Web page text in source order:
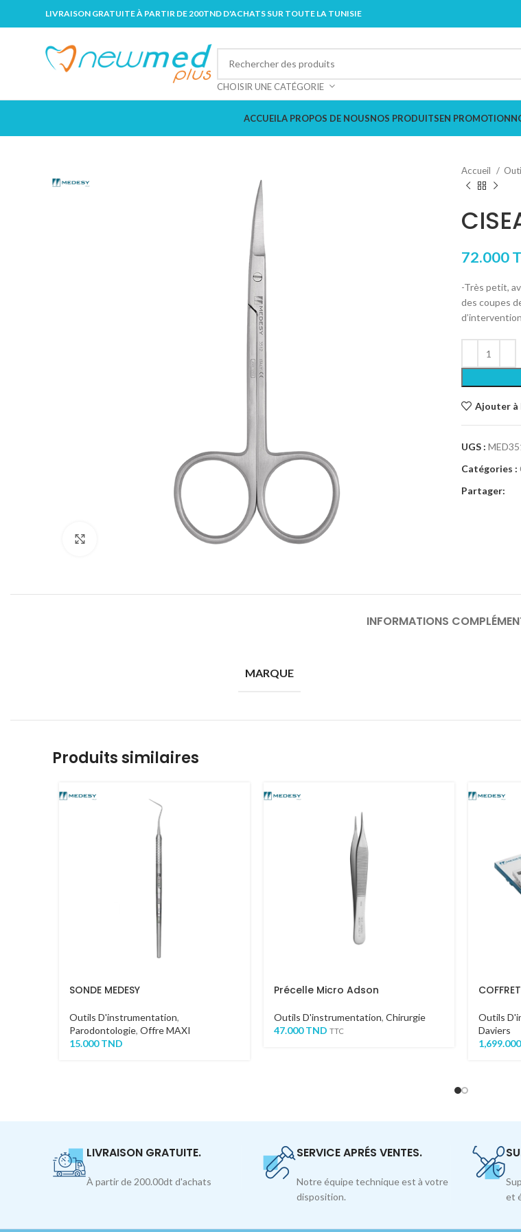
LIVRAISON GRATUITE À PARTIR DE 200TND D'ACHATS SUR TOUTE LA TUNISIE
CHOISIR UNE CATÉGORIE
ACCUEILA PROPOS DE NOUSNOS PRODUITSEN PROMOTION
Accueil
72.000
-Très petit,
des coupes
Ajouter à
UGS :
Catégories :
Partager:
INFORMATIONS
MARQUE
Produits similaires
SONDE MEDESY
Outils D'instrumentation,
Parodontologie, Offre MAXI
15.000TND
Précelle Micro Adson
Outils D'instrumentation, Chirurgie
47.000TND TTC
Outils
Daviers
1,699.000
LIVRAISON GRATUITE.
À partir de 200.00dt d'achats
SERVICE APRÉS VENTES.
Notre équipe technique est à votre
disposition.
et